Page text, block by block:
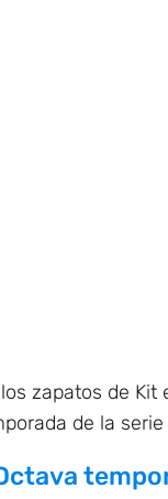
zapatos de
de la